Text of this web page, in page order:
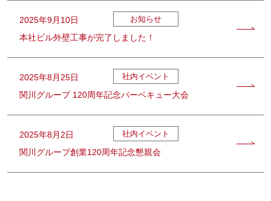
2025年9月10日 お知らせ
本社ビル外壁工事が完了しました！
2025年8月25日 社内イベント
関川グループ 120周年記念バーベキュー大会
2025年8月2日 社内イベント
関川グループ創業120周年記念懇親会